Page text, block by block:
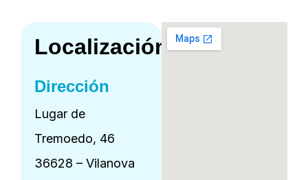
Localización
Dirección
Lugar de
Tremoedo, 46
36628 – Vilanova